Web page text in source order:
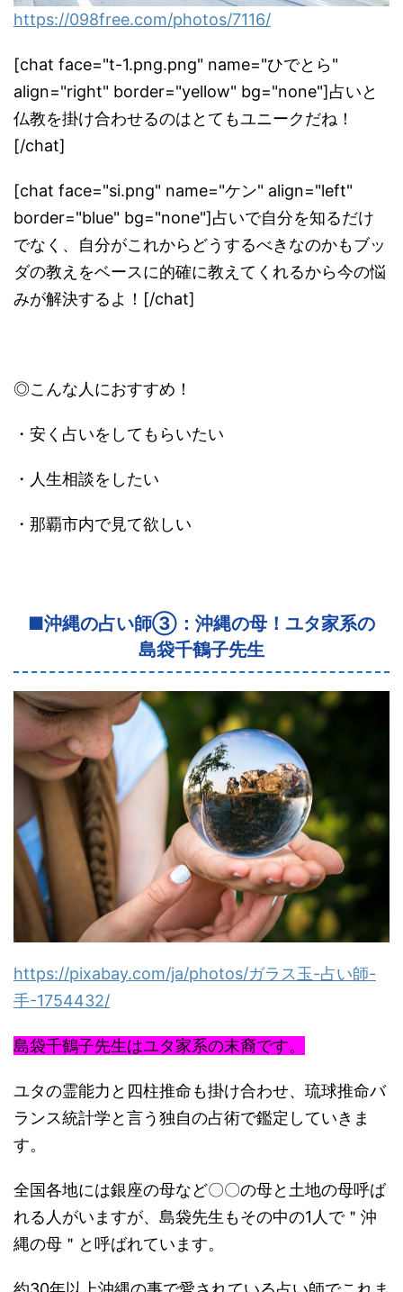
https://098free.com/photos/7116/
[chat face="t-1.png.png" name="ひでとら"
align="right" border="yellow" bg="none"]占いと
仏教を掛け合わせるのはとてもユニークだね！
[/chat]
[chat face="si.png" name="ケン" align="left"
border="blue" bg="none"]占いで自分を知るだけ
でなく、自分がこれからどうするべきなのかもブッ
ダの教えをベースに的確に教えてくれるから今の悩
みが解決するよ！[/chat]
◎こんな人におすすめ！
・安く占いをしてもらいたい
・人生相談をしたい
・那覇市内で見て欲しい
■沖縄の占い師③：沖縄の母！ユタ家系の
島袋千鶴子先生
https://pixabay.com/ja/photos/ガラス玉-占い師-
手-1754432/
島袋千鶴子先生はユタ家系の末裔です。
ユタの霊能力と四柱推命も掛け合わせ、 琉球推命バ
ランス統計学と言う独自の占術で鑑定していきま
す。
全国各地には銀座の母など〇〇の母と土地の母呼ば
れる人がいますが、 島袋先生もその中の1人で＂沖
縄の母＂と呼ばれています。